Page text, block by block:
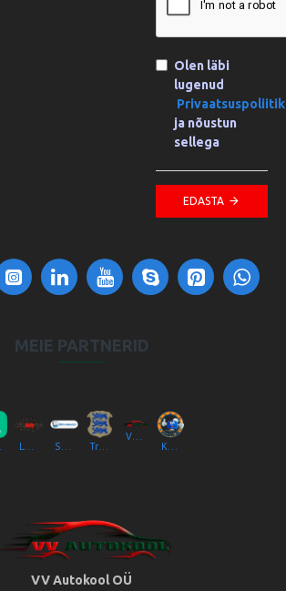
Olen läbi
lugenud
ja nõustun
sellega
EDASTA
MEIE PARTNERID
VV Autokool OÜ
VV Autokool OÜ